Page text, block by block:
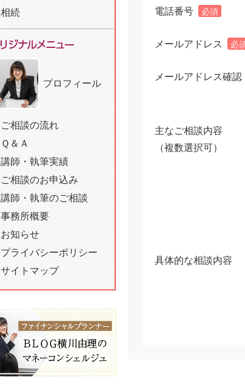
相続
プロフィール
ご相談の流れ
Ｑ＆Ａ
講師・執筆実績
ご相談のお申込み
講師・執筆のご相談
事務所概要
お知らせ
プライバシーポリシー
サイトマップ
電話番号 必須
メールアドレス 必
メールアドレス確認
主なご相談内容
（複数選択可）
具体的な相談内容